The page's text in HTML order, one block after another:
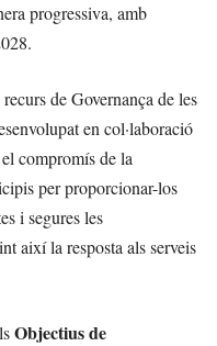
progressiva, amb
de Governança de les
en col·laboració
compromís de la
per proporcionar-los
i segures les
així la resposta als serveis
Objectius de